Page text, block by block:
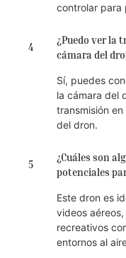
controlar para
4
¿Puedo ver la
cámara del
Sí, puedes
la cámara del
transmisión
del dron.
5
¿Cuáles son
potenciales
Este dron es
videos
recreativos
entornos al